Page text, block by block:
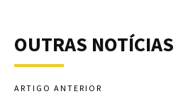
OUTRAS NOTÍCIAS
ARTIGO ANTERIOR